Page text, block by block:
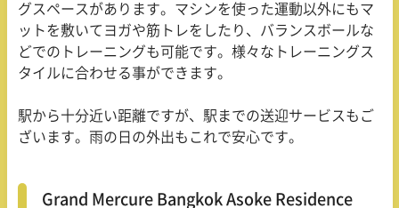
グスペースがあります。マシンを使った運動以外にもマ
ットを敷いてヨガや筋トレをしたり、バランスボールな
どでのトレーニングも可能です。様々なトレーニングス
タイルに合わせる事ができます。
駅から十分近い距離ですが、駅までの送迎サービスもご
ざいます。雨の日の外出もこれで安心です。
Grand Mercure Bangkok Asoke Residence